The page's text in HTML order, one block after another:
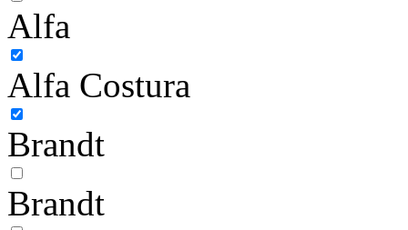
Alfa
Alfa Costura
Brandt
Brandt